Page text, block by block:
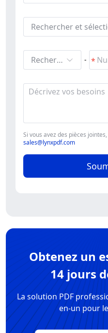
Rechercher et
Rechercher et sélectionner -
Si vous avez des pièces
sales@lynxpdf.com
Obtenez un
14 jours
La solution PDF
en-un pour